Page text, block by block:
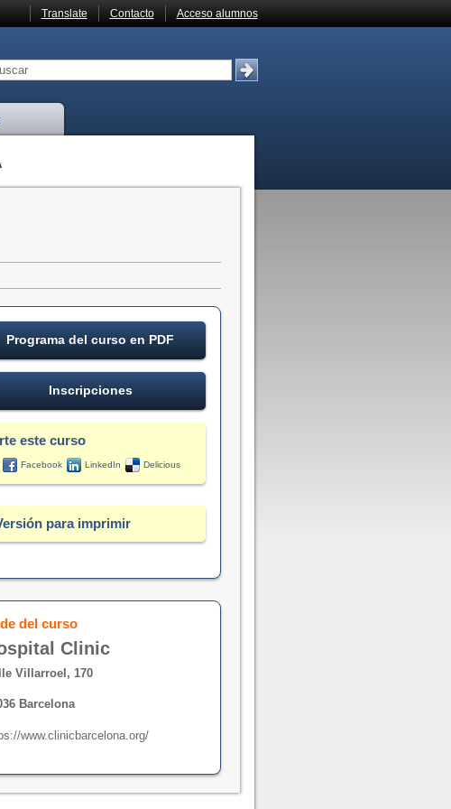
Translate Contacto Acceso alumnos
Programa del curso en PDF
Inscripciones
este curso
Facebook LinkedIn Delicious
para imprimir
del curso
Clinic
Villarroel, 170
Barcelona
www.clinicbarcelona.org/